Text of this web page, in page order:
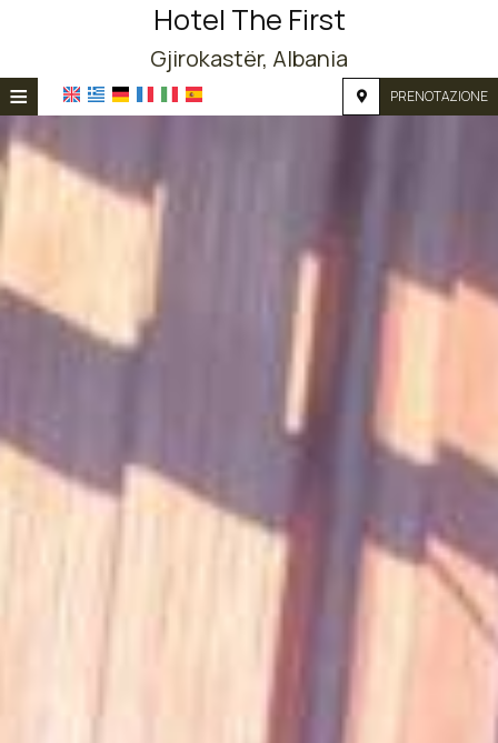
Hotel The First
Gjirokastër, Albania
≡ PRENOTAZIONE
FOTOGRAFIE
RICHIESTA
CONTATTI